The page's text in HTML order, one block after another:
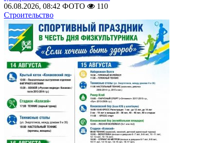
06.08.2026, 08:42 ФОТО
110
Строительство